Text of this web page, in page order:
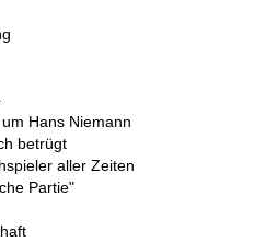
Hans Niemann
betrügt
aller Zeiten
Partie"